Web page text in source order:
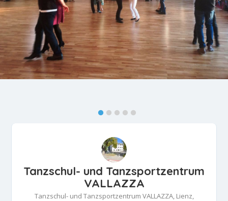
Tanzschul- und Tanzsportzentrum
VALLAZZA
Tanzschul- und Tanzsportzentrum VALLAZZA, Lienz,